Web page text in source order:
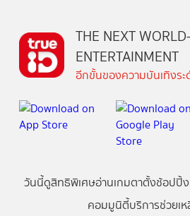
THE NEXT
ENTERTAINMENT
อีกขั้นของความบันเทิงร
วันนี้ดูสิทธิพิเศษอ่านเกมตาตั้งช้อปปิ้ง
คอมมูนิตี้บริการช่วยเ